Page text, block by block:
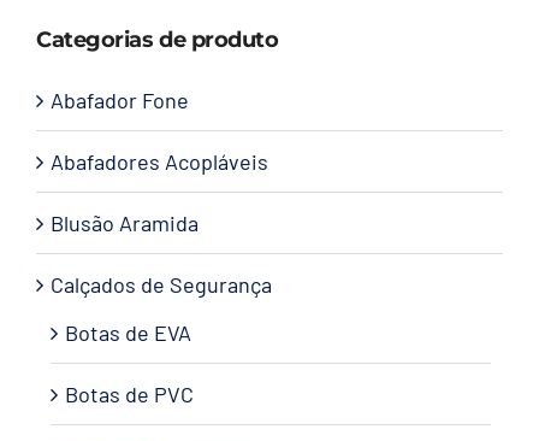
Categorias de produto
Abafador Fone
Abafadores Acopláveis
Blusão Aramida
Calçados de Segurança
Botas de EVA
Botas de PVC